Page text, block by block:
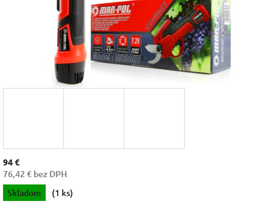
94 €
76,42 € bez DPH
Jednotková
cena:
Skladom (1 ks)